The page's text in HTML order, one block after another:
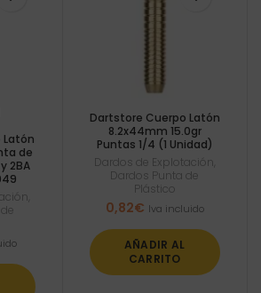
Latón
de
2BA
Dartstore Cuerpo Latón
8.2x44mm 15.0gr
Puntas 1/4 (1 Unidad)
Dardos de Explotación
Dardos Punta de
Plástico
0,82€ Iva incluido
AÑADIR AL
CARRITO